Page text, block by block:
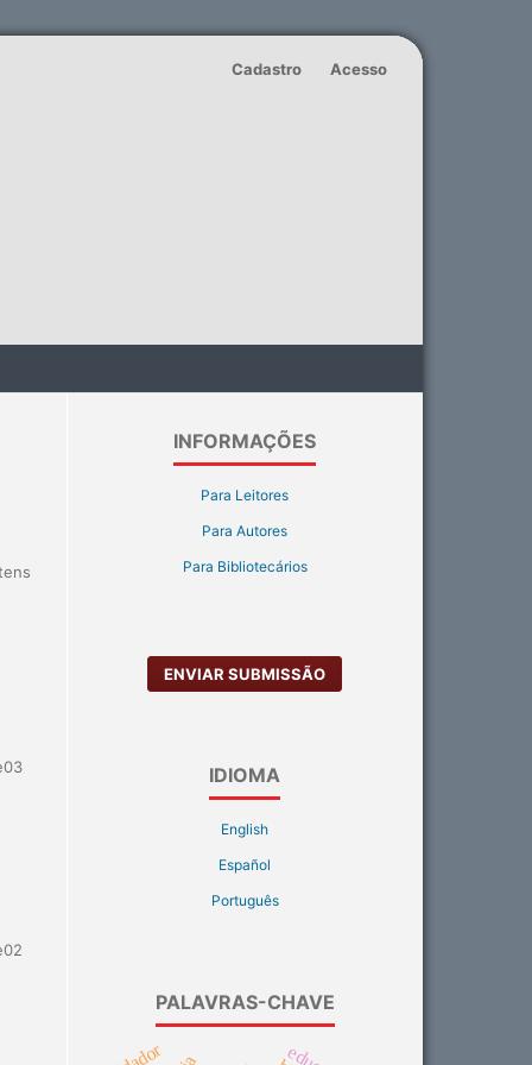
Cadastro Acesso
INFORMAÇÕES
Para Leitores
Para Autores
Para Bibliotecários
ENVIAR SUBMISSÃO
IDIOMA
English
Español
Português
PALAVRAS-CHAVE